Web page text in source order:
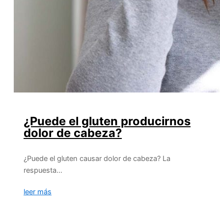
¿Puede el gluten producirnos
dolor de cabeza?
¿Puede el gluten causar dolor de cabeza? La
respuesta…
leer más